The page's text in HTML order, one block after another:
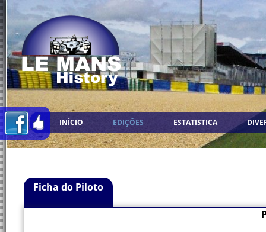
INÍCIO EDIÇÕES ESTATISTICA
Ficha do Piloto